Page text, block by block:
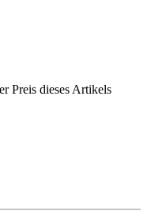
Preis dieses Artikels